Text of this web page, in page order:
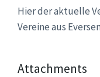
Hier der aktuelle
Vereine aus
Attachments